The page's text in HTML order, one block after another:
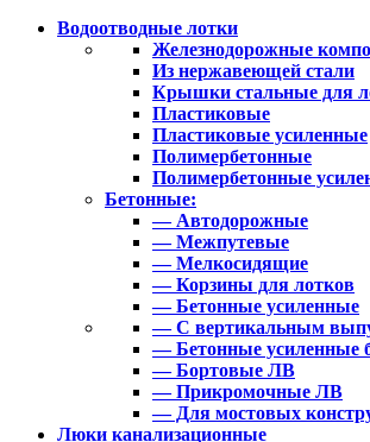
Водоотводные лотки
Железнодорожные
Из нержавеющей стали
Крышки стальные для
Пластиковые
Пластиковые усиленные
Полимербетонные
Полимербетонные
Бетонные:
— Автодорожные
— Межпутевые
— Мелкосидящие
— Корзины для лотков
— Бетонные усиленные
— С вертикальным
— Бетонные усиленные
— Бортовые ЛВ
— Прикромочные ЛВ
— Для мостовых
Люки канализационные